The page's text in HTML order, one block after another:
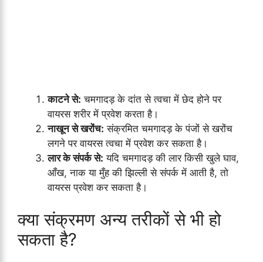
काटने से: चमगादड़ के दांत से त्वचा में छेद होने पर
वायरस शरीर में प्रवेश करता है।
नाखून से खरोंच: संक्रमित चमगादड़ के पंजों से खरोंच
लगने पर वायरस त्वचा में प्रवेश कर सकता है।
लार के संपर्क से: यदि चमगादड़ की लार किसी खुले घाव,
आँख, नाक या मुँह की झिल्ली से संपर्क में आती है, तो
वायरस प्रवेश कर सकता है।
क्या संक्रमण अन्य तरीकों से भी हो
सकता है?